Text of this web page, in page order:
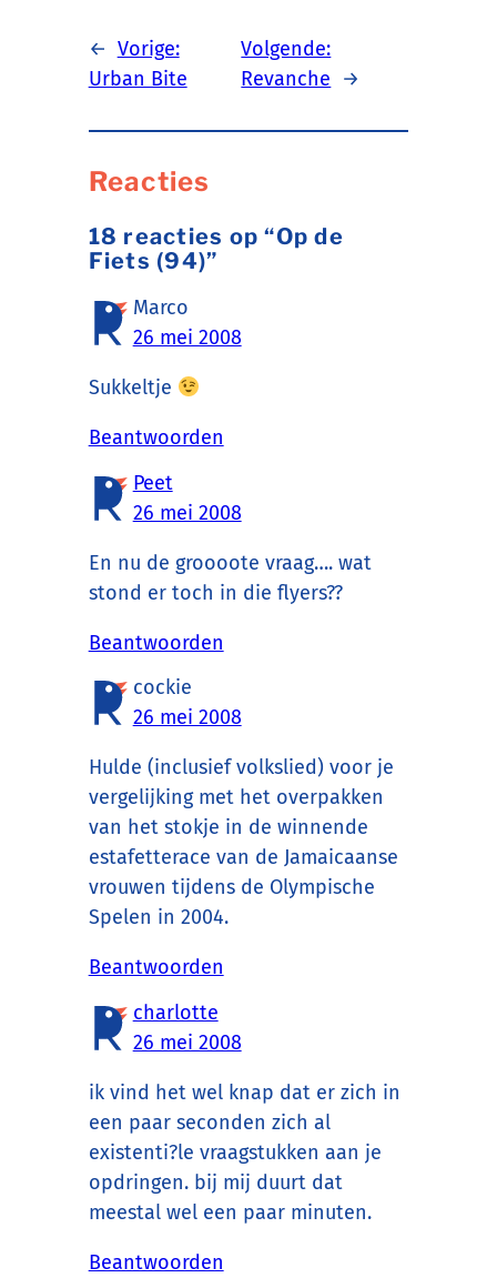
← Vorige:
Urban Bite
Volgende:
Revanche →
Reacties
18 reacties op “Op de
Fiets (94)”
Marco
26 mei 2008
Sukkeltje
Beantwoorden
Peet
26 mei 2008
En nu de groooote vraag…. wat
stond er toch in die flyers??
Beantwoorden
cockie
26 mei 2008
Hulde (inclusief volkslied) voor je
vergelijking met het overpakken
van het stokje in de winnende
estafetterace van de Jamaicaanse
vrouwen tijdens de Olympische
Spelen in 2004.
Beantwoorden
charlotte
26 mei 2008
ik vind het wel knap dat er zich in
een paar seconden zich al
existenti?le vraagstukken aan je
opdringen. bij mij duurt dat
meestal wel een paar minuten.
Beantwoorden